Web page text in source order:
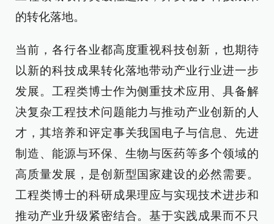
的转化落地。
当前，各行各业都高度重视科技创新，也期待
以新的科技成果转化落地带动产业行业进一步
发展。工程类博士作为侧重技术应用、具备解
决复杂工程技术问题能力与推动产业创新的人
才，其培养和评定事关我国电子与信息、先进
制造、能源与环保、生物与医药等多个领域的
高质量发展，是创新型国家建设的必然需要。
工程类博士的科研成果理应与实现技术进步和
推动产业升级紧密结合。基于实践成果而不只